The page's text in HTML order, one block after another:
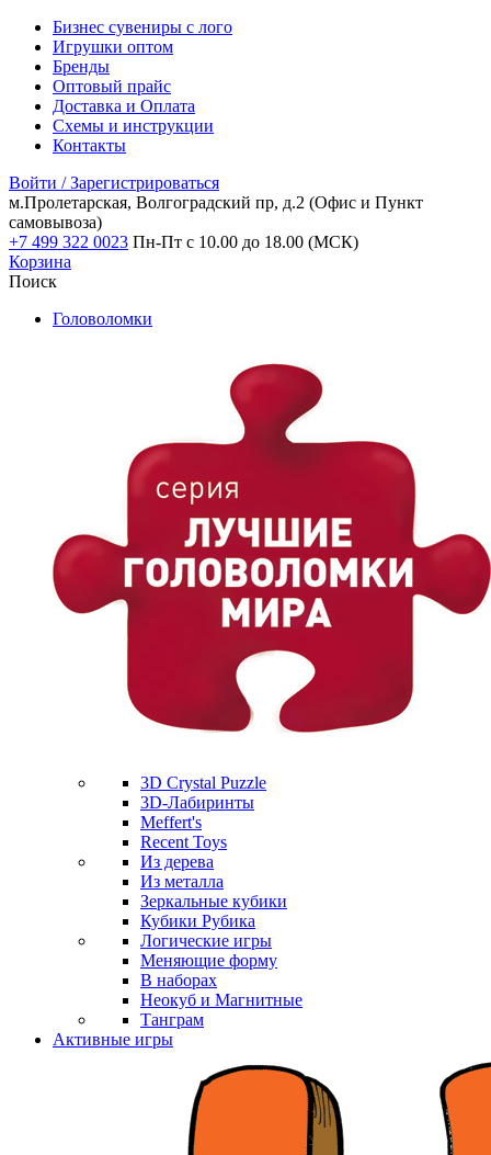
Бизнес сувениры с лого
Игрушки оптом
Бренды
Оптовый прайс
Доставка и Оплата
Схемы и инструкции
Контакты
Войти / Зарегистрироваться
м.Пролетарская, Волгоградский пр, д.2 (Офис и Пункт
самовывоза)
+7 499 322 0023 Пн-Пт с 10.00 до 18.00 (МСК)
Корзина
Поиск
Головоломки
3D Crystal Puzzle
3D-Лабиринты
Meffert's
Recent Toys
Из дерева
Из металла
Зеркальные кубики
Кубики Рубика
Логические игры
Меняющие форму
В наборах
Неокуб и Магнитные
Танграм
Активные игры